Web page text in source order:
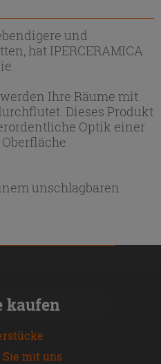
und
hat IPERCERAMICA
Ihre Räume mit
Dieses Produkt
Optik einer
unschlagbaren
kaufen
mit uns